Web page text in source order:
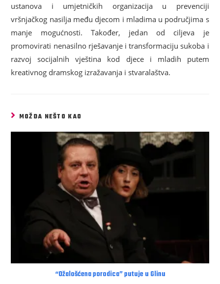
ustanova i umjetničkih organizacija u prevenciji
vršnjačkog nasilja među djecom i mladima u područjima s
manje mogućnosti. Također, jedan od ciljeva je
promovirati nenasilno rješavanje i transformaciju sukoba i
razvoj socijalnih vještina kod djece i mladih putem
kreativnog dramskog izražavanja i stvaralaštva.
MOŽDA NEŠTO KAO
“Ožalošćena porodica” putuje u Glinu